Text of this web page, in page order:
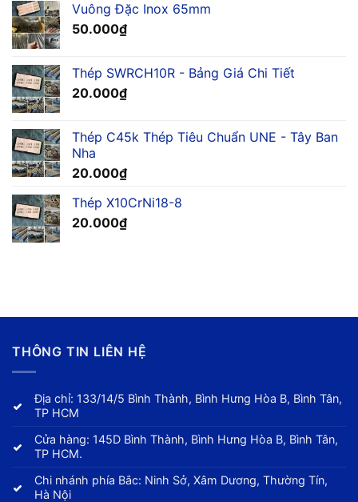
Vuông Đặc Inox 65mm
50.000₫
Thép SWRCH10R - Bảng Giá Chi Tiết
20.000₫
Thép C45k Thép Tiêu Chuẩn UNE - Tây Ban
Nha
20.000₫
Thép X10CrNi18-8
20.000₫
THÔNG TIN LIÊN HỆ
Địa chỉ: 133/14/5 Bình Thành, Bình Hưng Hòa B, Bình Tân,
TP HCM
Cửa hàng: 145D Bình Thành, Bình Hưng Hòa B, Bình Tân,
TP HCM.
Chi nhánh phía Bắc: Ninh Sở, Xâm Dương, Thường Tín,
Hà Nội